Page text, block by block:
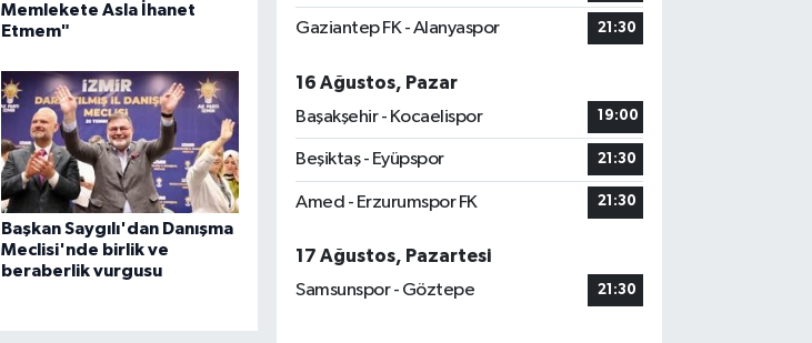
Memlekete Asla İhanet
Etmem"
Başkan Saygılı'dan Danışma
Meclisi'nde birlik ve
beraberlik vurgusu
Gaziantep FK - Alanyaspor 21:30
16 Ağustos, Pazar
Başakşehir - Kocaelispor
19:00
Beşiktaş - Eyüpspor 21:30
Amed - Erzurumspor FK 21:30
17 Ağustos, Pazartesi
Samsunspor - Göztepe
21:30